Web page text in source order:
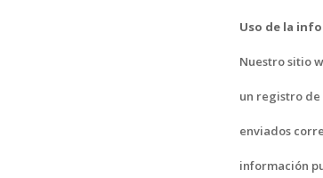
Uso de la
Nuestro sitio
un registro de
enviados
información